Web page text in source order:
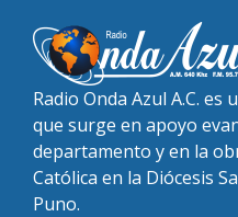
Radio Onda Azul A.C. es
que surge en apoyo
departamento y en la
Católica en la Diócesis
Puno.